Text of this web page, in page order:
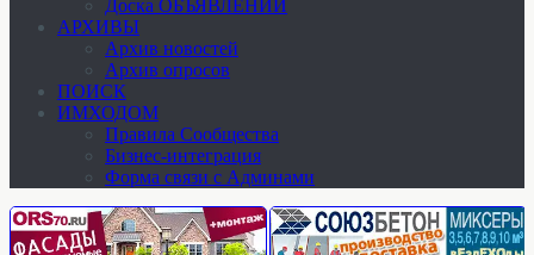
Доска ОБЪЯВЛЕНИЙ
АРХИВЫ
Архив новостей
Архив опросов
ПОИСК
ИМХОДОМ
Правила Сообщества
Бизнес-интеграция
Форма связи с Админами